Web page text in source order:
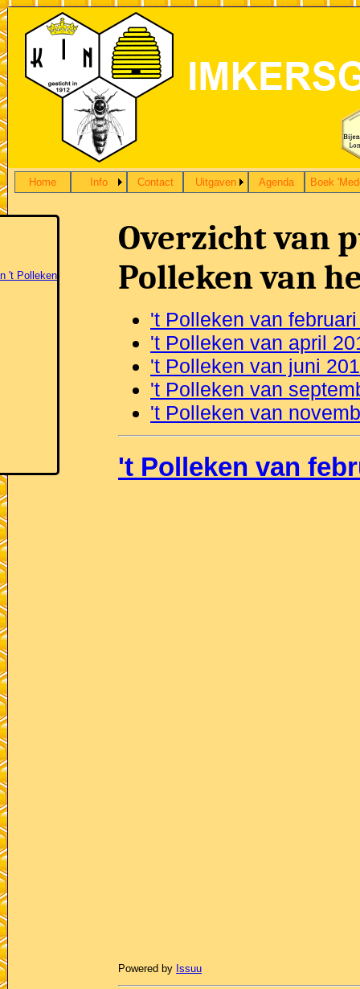
Home Info Contact Uitgaven Agenda Boek
't Polleken
Overzicht van
Polleken van
't Polleken van
't Polleken van april
't Polleken van juni
't Polleken van
't Polleken van
't Polleken van
Powered by Issuu